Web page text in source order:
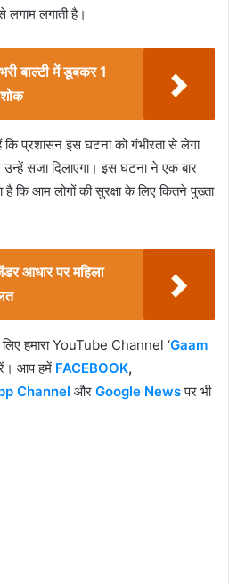
लगाती है।
बाल्टी में डूबकर 1
शोक
प्रशासन इस घटना को गंभीरता से लेगा
उन्हें सजा दिलाएगा। इस घटना ने एक बार
कि आम लोगों की सुरक्षा के लिए कितने पुख्ता
आधार पर महिला
हमारा YouTube Channel ‘Gaam
आप हमें FACEBOOK,
Channel और Google Newsपर भी